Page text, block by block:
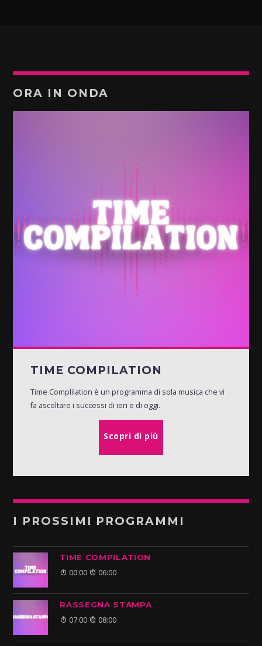
ORA IN ONDA
TIME COMPILATION
Time Complilation è un programma di sola musica che vi
fa ascoltare i successi di ieri e di oggi.
Scopri di più
I PROSSIMI PROGRAMMI
TIME COMPILATION
00:00 06:00
RASSEGNA STAMPA
07:00 08:00